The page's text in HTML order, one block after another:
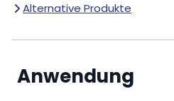
Alternative Produkte
Anwendung